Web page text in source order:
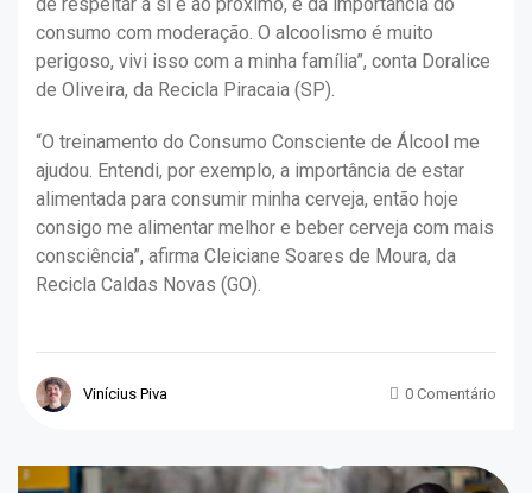
consumo com moderação. O alcoolismo é muito
perigoso, vivi isso com a minha família”, conta Doralice
de Oliveira, da Recicla Piracaia (SP).
“O treinamento do Consumo Consciente de Álcool me
ajudou. Entendi, por exemplo, a importância de estar
alimentada para consumir minha cerveja, então hoje
consigo me alimentar melhor e beber cerveja com mais
consciência”, afirma Cleiciane Soares de Moura, da
Recicla Caldas Novas (GO).
Vinícius Piva 0 Comentário